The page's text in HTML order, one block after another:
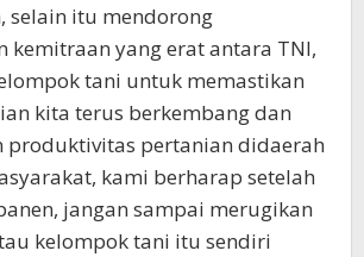
selain itu mendorong
kemitraan yang erat antara TNI,
tani untuk memastikan
kita terus berkembang dan
produktivitas pertanian didaerah
kami berharap setelah
jangan sampai merugikan
kelompok tani itu sendiri